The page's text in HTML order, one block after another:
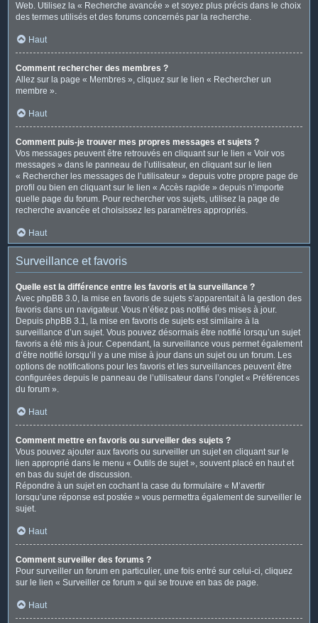
Web. Utilisez la « Recherche avancée » et soyez plus précis dans le choix
des termes utilisés et des forums concernés par la recherche.
Haut
Comment rechercher des membres ?
Allez sur la page « Membres », cliquez sur le lien « Rechercher un
membre ».
Haut
Comment puis-je trouver mes propres messages et sujets ?
Vos messages peuvent être retrouvés en cliquant sur le lien « Voir vos
messages » dans le panneau de l’utilisateur, en cliquant sur le lien
« Rechercher les messages de l’utilisateur » depuis votre propre page de
profil ou bien en cliquant sur le lien « Accès rapide » depuis n’importe
quelle page du forum. Pour rechercher vos sujets, utilisez la page de
recherche avancée et choisissez les paramètres appropriés.
Haut
Surveillance et favoris
Quelle est la différence entre les favoris et la surveillance ?
Avec phpBB 3.0, la mise en favoris de sujets s’apparentait à la gestion des
favoris dans un navigateur. Vous n’étiez pas notifié des mises à jour.
Depuis phpBB 3.1, la mise en favoris de sujets est similaire à la
surveillance d’un sujet. Vous pouvez désormais être notifié lorsqu’un sujet
favoris a été mis à jour. Cependant, la surveillance vous permet également
d’être notifié lorsqu’il y a une mise à jour dans un sujet ou un forum. Les
options de notifications pour les favoris et les surveillances peuvent être
configurées depuis le panneau de l’utilisateur dans l’onglet « Préférences
du forum ».
Haut
Comment mettre en favoris ou surveiller des sujets ?
Vous pouvez ajouter aux favoris ou surveiller un sujet en cliquant sur le
lien approprié dans le menu « Outils de sujet », souvent placé en haut et
en bas du sujet de discussion.
Répondre à un sujet en cochant la case du formulaire « M’avertir
lorsqu’une réponse est postée » vous permettra également de surveiller le
sujet.
Haut
Comment surveiller des forums ?
Pour surveiller un forum en particulier, une fois entré sur celui-ci, cliquez
sur le lien « Surveiller ce forum » qui se trouve en bas de page.
Haut